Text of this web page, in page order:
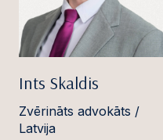
Ints Skaldis
Zvērināts advokāts /
Latvija